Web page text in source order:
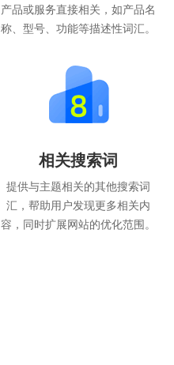
产品或服务直接相关，如产品名
称、型号、功能等描述性词汇。
相关搜索词
提供与主题相关的其他搜索词
汇，帮助用户发现更多相关内
容，同时扩展网站的优化范围。